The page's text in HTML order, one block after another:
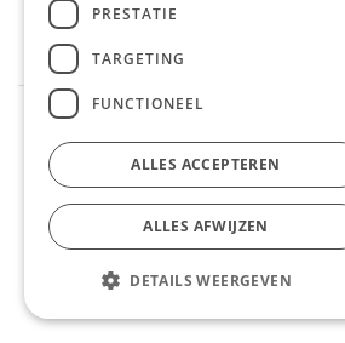
PRESTATIE
TARGETING
FUNCTIONEEL
ALLES ACCEPTEREN
ALLES AFWIJZEN
DETAILS WEERGEVEN